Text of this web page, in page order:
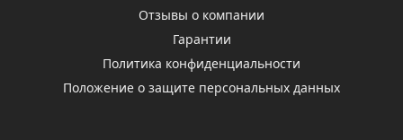
Отзывы о компании
Гарантии
Политика конфиденциальности
Положение о защите персональных данных